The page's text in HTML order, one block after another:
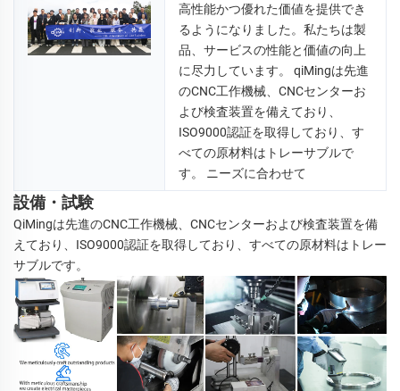
高性能かつ優れた価値を提供でき
るようになりました。私たちは製
品、サービスの性能と価値の向上
に尽力しています。 qiMingは先進
のCNC工作機械、CNCセンターお
よび検査装置を備えており、
ISO9000認証を取得しており、す
べての原材料はトレーサブルで
す。 ニーズに合わせて
設備・試験
QiMingは先進のCNC工作機械、CNCセンターおよび検査装置を備
えており、ISO9000認証を取得しており、すべての原材料はトレー
サブルです。